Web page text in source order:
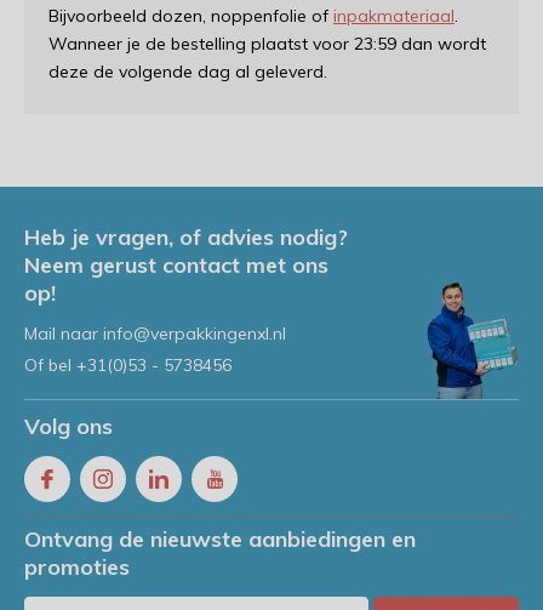
Bijvoorbeeld dozen, noppenfolie of inpakmateriaal.
Wanneer je de bestelling plaatst voor 23:59 dan wordt
deze de volgende dag al geleverd.
Heb je vragen, of advies nodig?
Neem gerust contact met ons
op!
Mail naar info@verpakkingenxl.nl
Of bel +31(0)53 - 5738456
Volg ons
Ontvang de nieuwste aanbiedingen en
promoties